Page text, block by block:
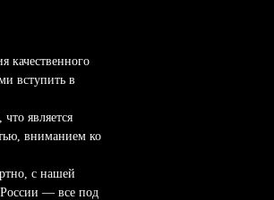
качественного
вступить в
является
вниманием ко
с нашей
России — все под